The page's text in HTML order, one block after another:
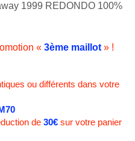
1999 REDONDO 100%
« 3ème maillot » !
ou différents dans votre
de 30€ sur votre panier